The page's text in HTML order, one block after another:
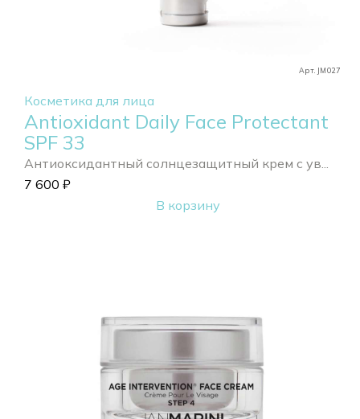
Арт. JM027
Косметика для лица
Antioxidant Daily Face Protectant
SPF 33
Антиоксидантный солнцезащитный крем с ув...
7 600 ₽
В корзину